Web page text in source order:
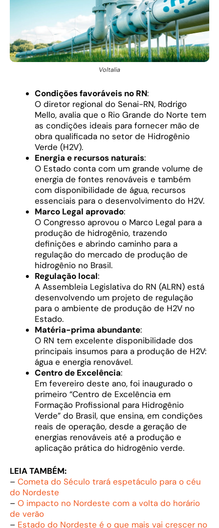
Voltalia
Condições favoráveis no RN:
O diretor regional do Senai-RN, Rodrigo
Mello, avalia que o Rio Grande do Norte tem
as condições ideais para fornecer mão de
obra qualificada no setor de Hidrogênio
Verde (H2V).
Energia e recursos naturais:
O Estado conta com um grande volume de
energia de fontes renováveis e também
com disponibilidade de água, recursos
essenciais para o desenvolvimento do H2V.
Marco Legal aprovado:
O Congresso aprovou o Marco Legal para a
produção de hidrogênio, trazendo
definições e abrindo caminho para a
regulação do mercado de produção de
hidrogênio no Brasil.
Regulação local:
A Assembleia Legislativa do RN (ALRN) está
desenvolvendo um projeto de regulação
para o ambiente de produção de H2V no
Estado.
Matéria-prima abundante:
O RN tem excelente disponibilidade dos
principais insumos para a produção de H2V:
água e energia renovável.
Centro de Excelência:
Em fevereiro deste ano, foi inaugurado o
primeiro “Centro de Excelência em
Formação Profissional para Hidrogênio
Verde” do Brasil, que ensina, em condições
reais de operação, desde a geração de
energias renováveis até a produção e
aplicação prática do hidrogênio verde.
LEIA TAMBÉM:
– Cometa do Século trará espetáculo para o céu
do Nordeste
– O impacto no Nordeste com a volta do horário
de verão
– Estado do Nordeste é o que mais vai crescer no